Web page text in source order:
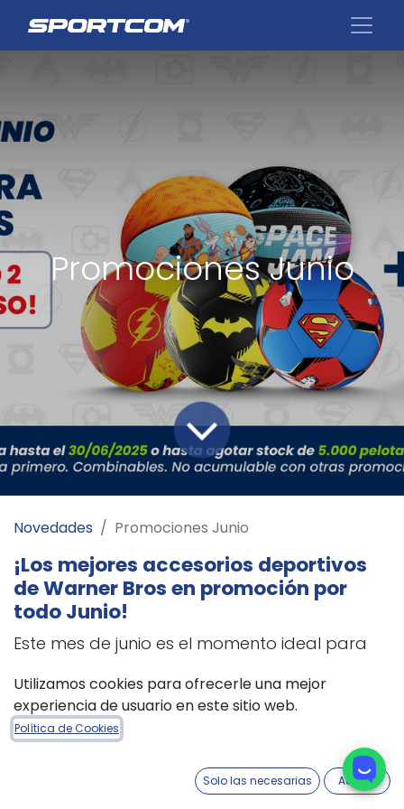
Promociones Junio
Novedades Promociones Junio
¡Los mejores accesorios deportivos
de Warner Bros en promoción por
todo Junio!
Este mes de junio es el momento ideal para
básquet.¿Y que mejor que sean de Warner
Bros?
Con diseños únicois las nuevas pelotas de
Superman, Batman, Flash, Space Jam y
Utilizamos cookies para ofrecerle una mejor
experiencia de usuario en este sitio web.
Política de Cookies
Solo las necesarias Acepto